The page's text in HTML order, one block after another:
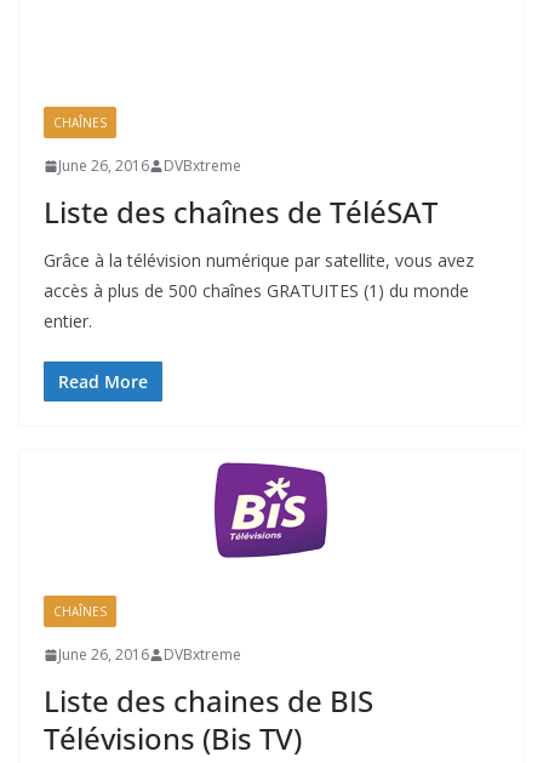
CHAÎNES
June 26, 2016 DVBxtreme
Liste des chaînes de TéléSAT
Grâce à la télévision numérique par satellite, vous avez
accès à plus de 500 chaînes GRATUITES (1) du monde
entier.
Read More
CHAÎNES
June 26, 2016 DVBxtreme
Liste des chaines de BIS
Télévisions (Bis TV)